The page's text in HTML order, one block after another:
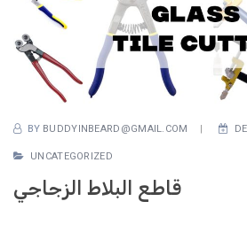
BY BUDDYINBEARD@GMAIL.COM
UNCATEGORIZED
قاطع البلاط الزجاجي